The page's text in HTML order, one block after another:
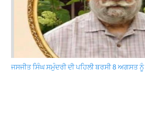
ਜਸਜੀਤ ਸਿੰਘ ਸਮੁੰਦਰੀ ਦੀ ਪਹਿਲੀ ਬਰਸੀ 8 ਅਗਸਤ ਨੂੰ